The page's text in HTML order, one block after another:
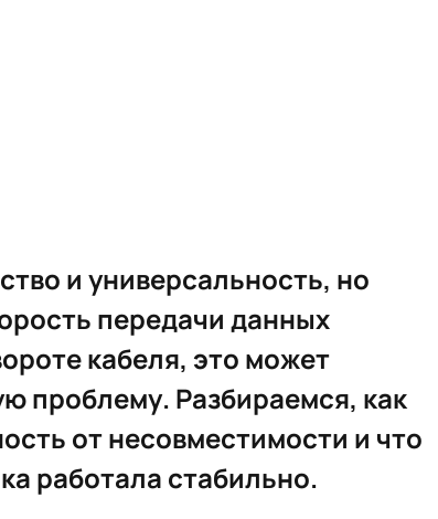
и универсальность, но
передачи данных
кабеля, это может
проблему. Разбираемся, как
от несовместимости и что
работала стабильно.